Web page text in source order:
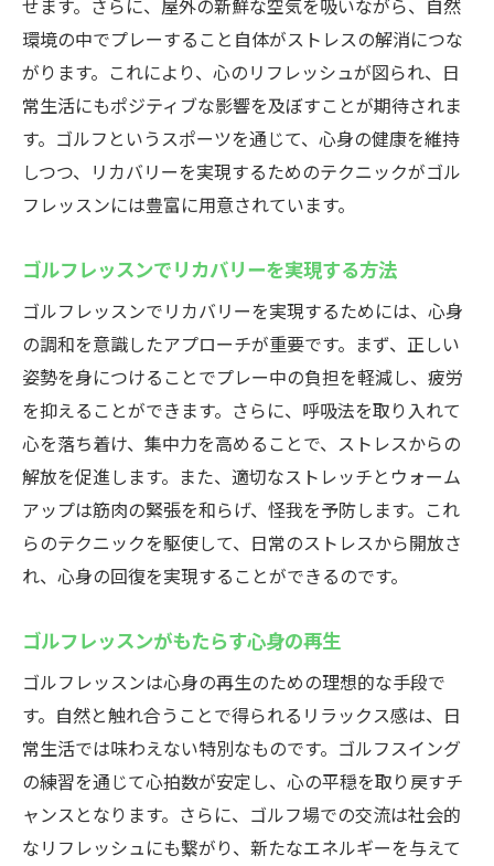
せます。さらに、屋外の新鮮な空気を吸いながら、自然
環境の中でプレーすること自体がストレスの解消につな
がります。これにより、心のリフレッシュが図られ、日
常生活にもポジティブな影響を及ぼすことが期待されま
す。ゴルフというスポーツを通じて、心身の健康を維持
しつつ、リカバリーを実現するためのテクニックがゴル
フレッスンには豊富に用意されています。
ゴルフレッスンでリカバリーを実現する方法
ゴルフレッスンでリカバリーを実現するためには、心身
の調和を意識したアプローチが重要です。まず、正しい
姿勢を身につけることでプレー中の負担を軽減し、疲労
を抑えることができます。さらに、呼吸法を取り入れて
心を落ち着け、集中力を高めることで、ストレスからの
解放を促進します。また、適切なストレッチとウォーム
アップは筋肉の緊張を和らげ、怪我を予防します。これ
らのテクニックを駆使して、日常のストレスから開放さ
れ、心身の回復を実現することができるのです。
ゴルフレッスンがもたらす心身の再生
ゴルフレッスンは心身の再生のための理想的な手段で
す。自然と触れ合うことで得られるリラックス感は、日
常生活では味わえない特別なものです。ゴルフスイング
の練習を通じて心拍数が安定し、心の平穏を取り戻すチ
ャンスとなります。さらに、ゴルフ場での交流は社会的
なリフレッシュにも繋がり、新たなエネルギーを与えて